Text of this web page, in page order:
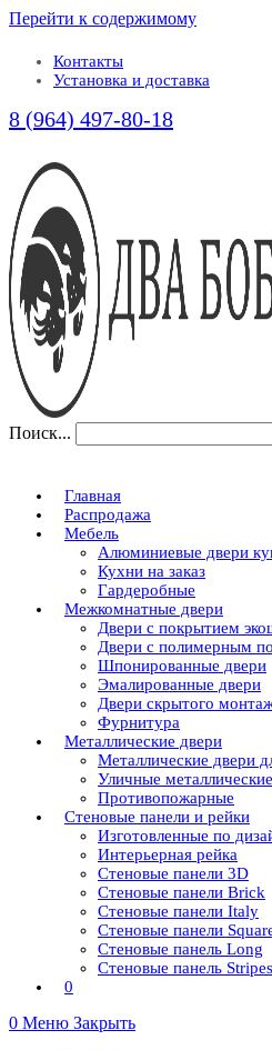
Перейти к содержимому
Контакты
Установка и доставка
8 (964) 497-80-18
Поиск...
Главная
Распродажа
Мебель
Алюминиевые двери
Кухни на заказ
Гардеробные
Межкомнатные двери
Двери с покрытием
Двери с полимерным
Шпонированные двери
Эмалированные двери
Двери скрытого
Фурнитура
Металлические двери
Металлические двери
Уличные
Противопожарные
Стеновые панели и рейки
Изготовленные по
Интерьерная рейка
Стеновые панели 3D
Стеновые панели Brick
Стеновые панели Italy
Стеновые панели
Стеновые панель Long
Стеновые панель Stripes
0
0 Меню Закрыть